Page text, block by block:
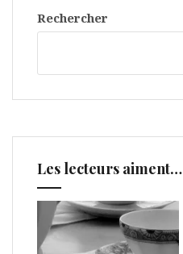
Rechercher
Les lecteurs aiment…